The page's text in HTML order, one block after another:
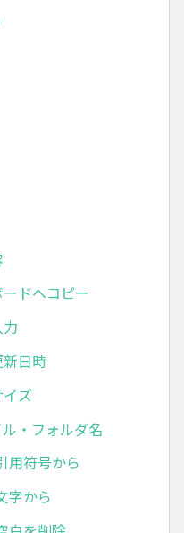
ドへコピー
日時
ズ
・フォルダ名
用符号から
字から